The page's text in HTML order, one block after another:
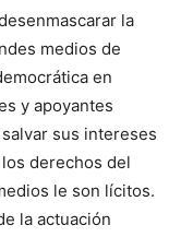
la
medios de
en
y apoyantes
sus intereses
derechos del
le son lícitos.
la actuación